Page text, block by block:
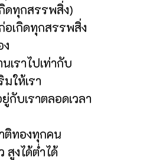
ดทุกสรรพสิ่ง)
อเกิดทุกสรรพสิ่ง
เราไปเท่ากับ
มให้เรา
กับเราตลอดเวลา
ติทองทุกคน
สูงได้ต่ำได้